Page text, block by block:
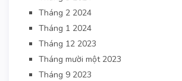
Tháng 2 2024
Tháng 1 2024
Tháng 12 2023
Tháng mười một 2023
Tháng 9 2023